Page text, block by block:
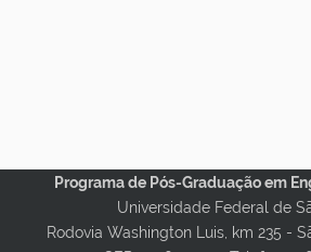
Programa de Pós-Graduação em
Universidade Federal de
Rodovia Washington Luis, km 235 -